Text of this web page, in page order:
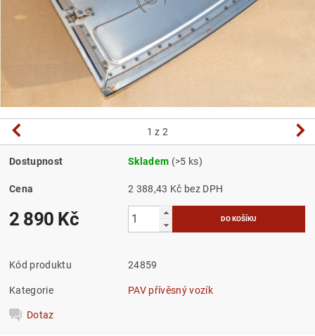
1 z 2
Dostupnost Skladem (>5 ks)
Cena 2 388,43 Kč bez DPH
2 890 Kč
Kód produktu 24859
Kategorie PAV přívěsný vozík
Dotaz